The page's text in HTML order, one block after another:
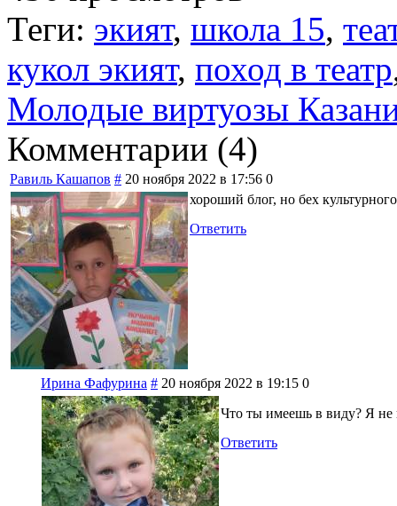
Теги: экият, школа 15,
кукол экият, поход в театр
Молодые виртуозы
Комментарии (4)
Равиль Кашапов # 20 ноября 2022 в 17:56 0
хороший блог, но бех
Ответить
Ирина Фафурина # 20 ноября 2022 в 19:15 0
Что ты имеешь в виду? Я не
Ответить